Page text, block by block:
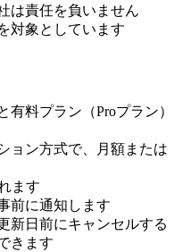
は責任を負いません
対象としています
料プラン（Proプラン）
ョン方式で、月額または
ます
前に通知します
新日前にキャンセルする
きます